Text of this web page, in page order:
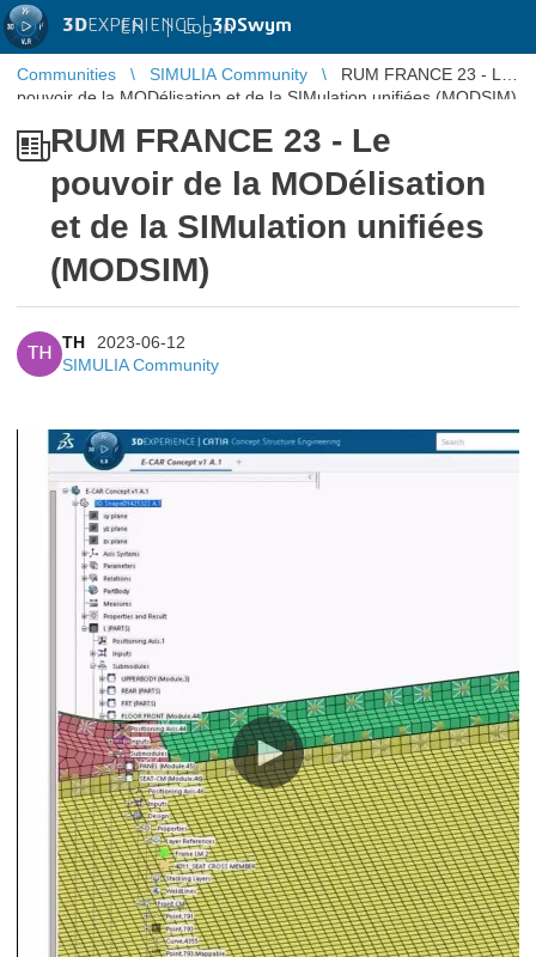
3DEXPERIENCE |3DSwym
EN | Log in
Communities SIMULIA Community
RUM FRANCE 23 - Le
pouvoir de la MODélisation et de la SIMulation unifiées (MODSIM)
RUM FRANCE 23 - Le
pouvoir de la MODélisation
et de la SIMulation unifiées
(MODSIM)
TH
TH
2023-06-12
SIMULIA Community